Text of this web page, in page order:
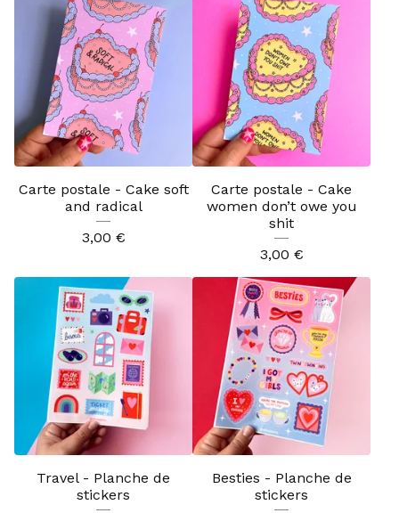
Carte postale - Cake soft
and radical
3,00 €
Carte postale - Cake
women don’t owe you
shit
3,00 €
Travel - Planche de
stickers
Besties - Planche de
stickers